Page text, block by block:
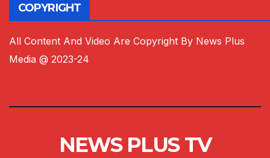
COPYRIGHT
All Content And Video Are Copyright By News Plus
Media @ 2023-24
NEWS PLUS TV